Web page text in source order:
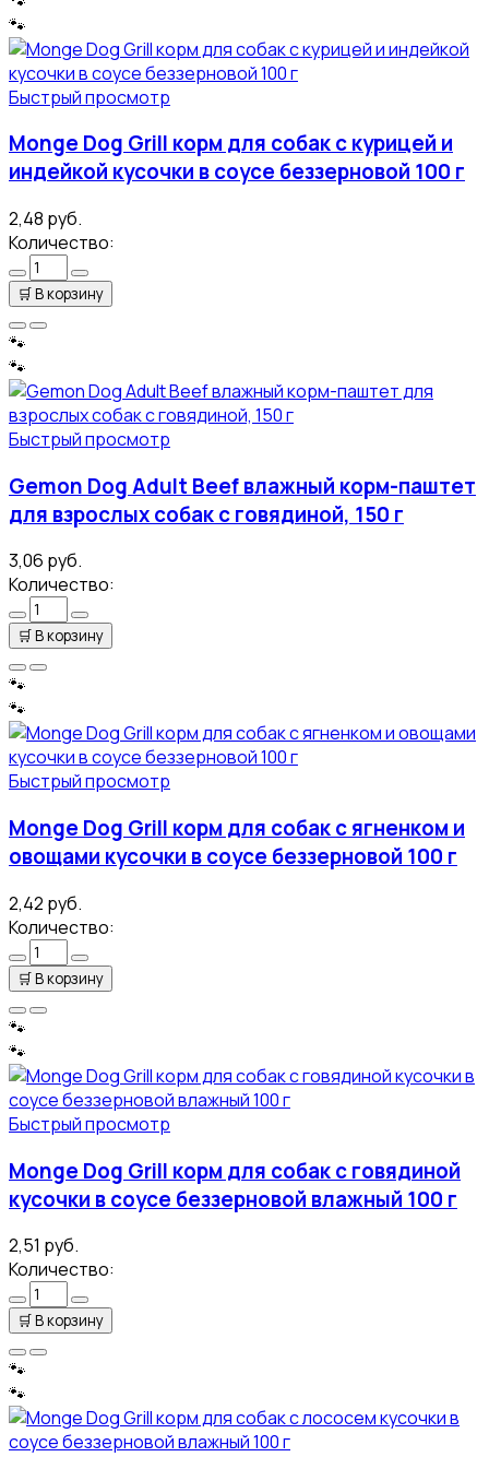
🐾
Быстрый просмотр
Monge Dog Grill корм для собак с курицей и
индейкой кусочки в соусе беззерновой 100 г
2,48 руб.
Количество:
🛒В корзину
🐾
🐾
Быстрый просмотр
Gemon Dog Adult Beef влажный корм-паштет
для взрослых собак с говядиной, 150 г
3,06 руб.
Количество:
🛒В корзину
🐾
🐾
Быстрый просмотр
Monge Dog Grill корм для собак с ягненком и
овощами кусочки в соусе беззерновой 100 г
2,42 руб.
Количество:
🛒В корзину
🐾
🐾
Быстрый просмотр
Monge Dog Grill корм для собак с говядиной
кусочки в соусе беззерновой влажный 100 г
2,51 руб.
Количество:
🛒В корзину
🐾
🐾